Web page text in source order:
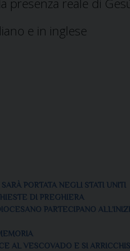
e in inglese
PORTATA NEGLI STATI UNITI
DI PREGHIERA
PARTECIPANO
AL VESCOVADO E SI